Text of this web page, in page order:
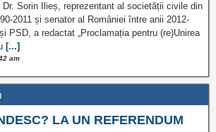
Dr. Sorin Ilieș, reprezentant al societății civile din
2011 și senator al României între anii 2012-
PSD, a redactat „Proclamația pentru (re)Unirea
[...]
am
LA UN REFERENDUM